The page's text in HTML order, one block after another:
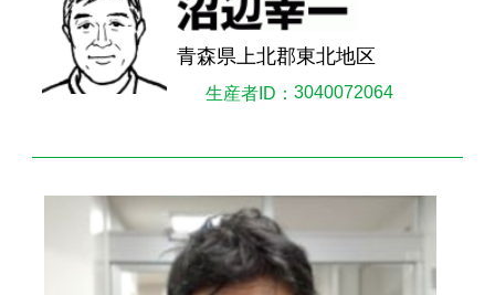
青森県上北郡東北地区
生産者ID：3040072064